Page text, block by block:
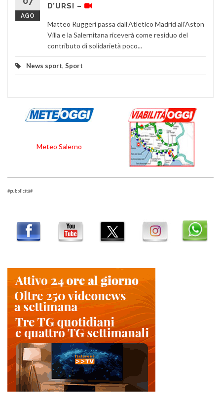
AGO
D’URSI –
Matteo Ruggeri passa dall’Atletico Madrid all’Aston
Villa e la Salernitana riceverà come residuo del
contributo di solidarietà poco...
News sport, Sport
Meteo Salerno
#pubblicità#